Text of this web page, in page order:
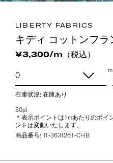
LIBERTY FABRICS
キディ コットンフラ
¥3,300/m（税込）
m
在庫状況: 在庫あり
30pt
＊表示ポイントは1mあたりのポイ
ントは変動いたします。
商品番号: 11-3631261-CHB